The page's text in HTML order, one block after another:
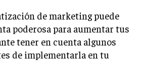
INFLUENCERS
COMERCIO ELECTRÓNICO
de marketing puede
poderosa para aumentar tus
tener en cuenta algunos
de implementarla en tu